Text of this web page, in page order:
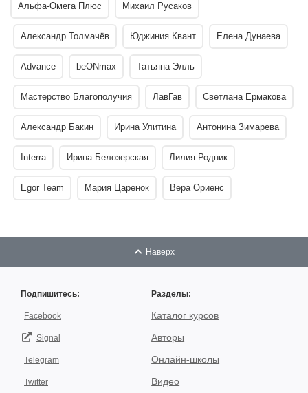
Альфа-Омега Плюс Михаил Русаков
Александр Толмачёв Юджиния Квант Елена Дунаева
Advance beONmax Татьяна Элль
Мастерство Благополучия ЛавГав Светлана Ермакова
Александр Бакин Ирина Улитина Антонина Зимарева
Interra Ирина Белозерская Лилия Родник
Egor Team Мария Царенок Вера Ориенс
Наверх
Подпишитесь:
Facebook
Signal
Telegram
Twitter
Разделы:
Каталог курсов
Авторы
Онлайн-школы
Видео